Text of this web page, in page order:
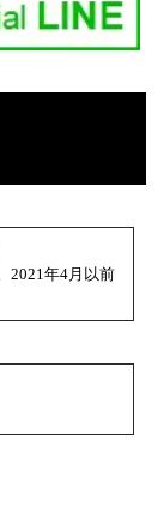
2021年4月以前